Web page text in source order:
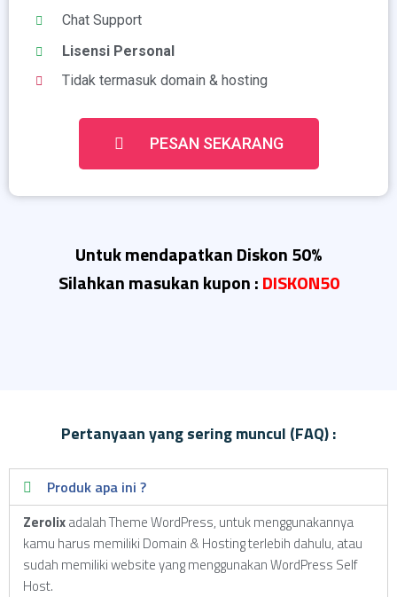
Chat Support
Lisensi Personal
Tidak termasuk domain & hosting
PESAN SEKARANG
Untuk mendapatkan Diskon 50%
Silahkan masukan kupon :DISKON50
Pertanyaan yang sering muncul (FAQ) :
Produk apa ini ?
Zerolixadalah Theme WordPress, untuk menggunakannya
kamu harus memiliki Domain & Hosting terlebih dahulu, atau
sudah memiliki website yang menggunakan WordPress Self
Host.